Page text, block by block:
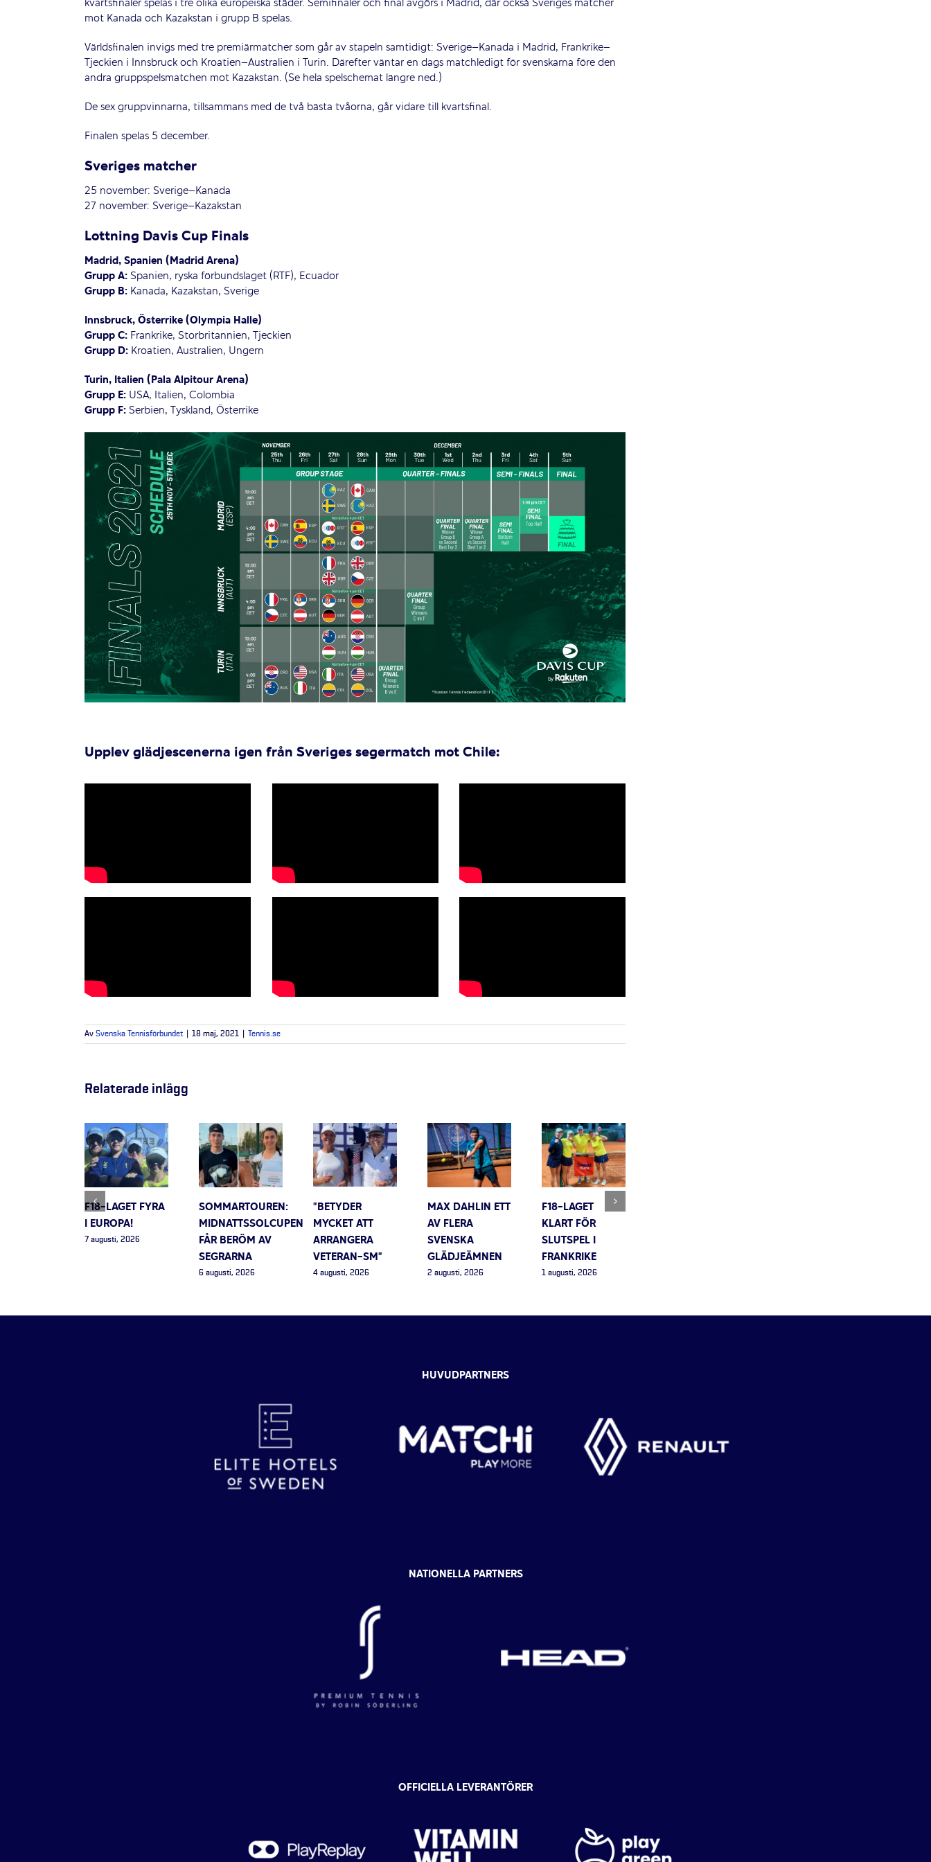
kvartsfinaler spelas i tre olika europeiska städer. Semifinaler och final avgörs i Madrid, där också Sveriges matcher
mot Kanada och Kazakstan i grupp B spelas.
Världsfinalen invigs med tre premiärmatcher som går av stapeln samtidigt: Sverige–Kanada i Madrid, Frankrike–
Tjeckien i Innsbruck och Kroatien–Australien i Turin. Därefter väntar en dags matchledigt för svenskarna före den
andra gruppspelsmatchen mot Kazakstan. (Se hela spelschemat längre ned.)
De sex gruppvinnarna, tillsammans med de två bästa tvåorna, går vidare till kvartsfinal.
Finalen spelas 5 december.
Sveriges matcher
25 november: Sverige–Kanada
27 november: Sverige–Kazakstan
Lottning Davis Cup Finals
Madrid, Spanien (Madrid Arena)
Grupp A:Spanien, ryska förbundslaget (RTF), Ecuador
Grupp B: Kanada, Kazakstan, Sverige
Innsbruck, Österrike (Olympia Halle)
Grupp C: Frankrike, Storbritannien, Tjeckien
Grupp D:Kroatien, Australien, Ungern
Turin, Italien (Pala Alpitour Arena)
Grupp E: USA, Italien, Colombia
Grupp F:Serbien, Tyskland, Österrike
Upplev glädjescenerna igen från Sveriges segermatch mot Chile:
Av Svenska Tennisförbundet 18 maj, 2021 Tennis.se
Relaterade inlägg
F18-LAGET FYRA
I EUROPA!
7 augusti, 2026
SOMMARTOUREN:
MIDNATTSSOLCUPEN
FÅR BERÖM AV
SEGRARNA
6 augusti, 2026
”BETYDER
MYCKET ATT
ARRANGERA
VETERAN-SM”
4 augusti, 2026
MAX DAHLIN ETT
AV FLERA
SVENSKA
GLÄDJEÄMNEN
2 augusti, 2026
F18-LAGET
KLART FÖR
SLUTSPEL I
FRANKRIKE
1 augusti, 2026
HUVUDPARTNERS
NATIONELLA PARTNERS
OFFICIELLA LEVERANTÖRER